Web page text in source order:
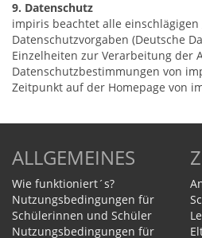
9. Datenschutz
impiris beachtet alle einschlägigen
Datenschutzvorgaben (Deutsche
Einzelheiten zur Verarbeitung der
Datenschutzbestimmungen von
Zeitpunkt auf der Homepage von
ALLGEMEINES
Wie funktioniert´s?
Nutzungsbedingungen für
Schülerinnen und Schüler
Nutzungsbedingungen für